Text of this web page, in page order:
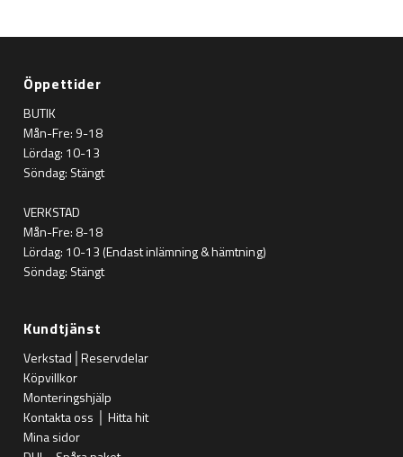
Öppettider
BUTIK
Mån-Fre: 9-18
Lördag: 10-13
Söndag: Stängt
VERKSTAD
Mån-Fre: 8-18
Lördag: 10-13 (Endast inlämning & hämtning)
Söndag: Stängt
Kundtjänst
Verkstad│Reservdelar
Köpvillkor
Monteringshjälp
Kontakta oss │ Hitta hit
Mina sidor